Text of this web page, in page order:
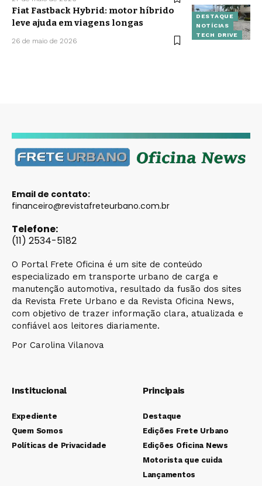
DESTAQUE
NOTÍCIAS
TECH DRIVE
Fiat Fastback Hybrid: motor híbrido
leve ajuda em viagens longas
26 de maio de 2026
Email de contato:
financeiro@revistafreteurbano.com.br
Telefone:
(11) 2534-5182
O Portal Frete Oficina é um site de conteúdo
especializado em transporte urbano de carga e
manutenção automotiva, resultado da fusão dos sites
da Revista Frete Urbano e da Revista Oficina News,
com objetivo de trazer informação clara, atualizada e
confiável aos leitores diariamente.
Por Carolina Vilanova
Institucional
Expediente
Quem Somos
Políticas de Privacidade
Principais
Destaque
Edições Frete Urbano
Edições Oficina News
Motorista que cuida
Lançamentos